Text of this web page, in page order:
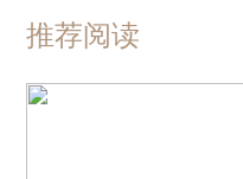
推荐阅读